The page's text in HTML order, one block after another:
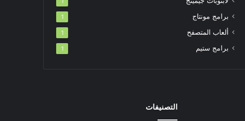
برامج مونتاج 1
ألعاب المتصفح 1
برامج ستيم 1
التصنيفات